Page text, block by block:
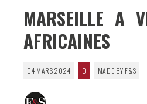
MARSEILLE A
AFRICAINES
04 MARS 2024 0 MADE BY F&S